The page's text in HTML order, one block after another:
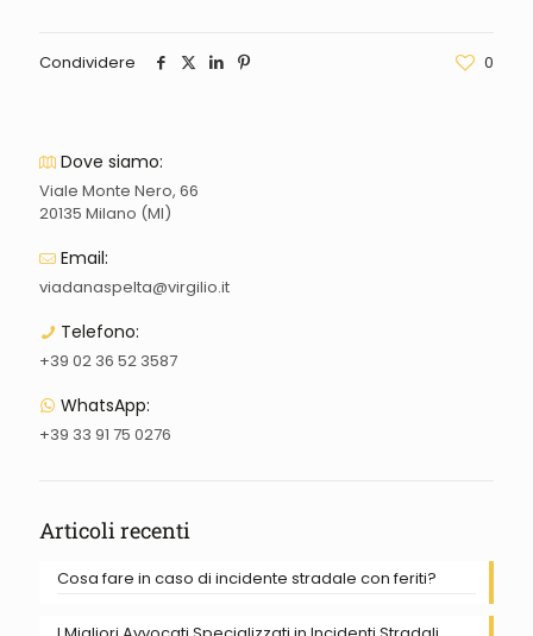
Condividere 0
Dove siamo:
Viale Monte Nero, 66
20135 Milano (MI)
Email:
viadanaspelta@virgilio.it
Telefono:
+39 02 36 52 3587
WhatsApp:
+39 33 91 75 0276
Articoli recenti
Cosa fare in caso di incidente stradale con feriti?